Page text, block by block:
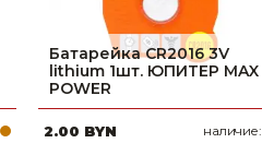
Батарейка CR2016 3V
lithium 1шт. ЮПИТЕР MAX
POWER
2.00 BYN наличие: